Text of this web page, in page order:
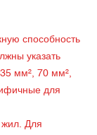
способность
указать
мм², 70 мм²,
для
жил. Для